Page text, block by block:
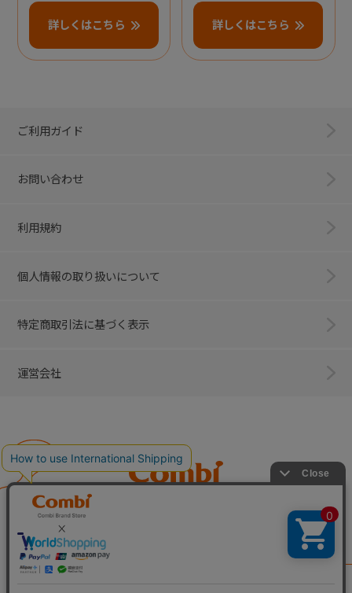
詳しくはこちら 詳しくはこちら
ご利用ガイド
お問い合わせ
利用規約
個人情報の取り扱いについて
特定商取引法に基づく表示
運営会社